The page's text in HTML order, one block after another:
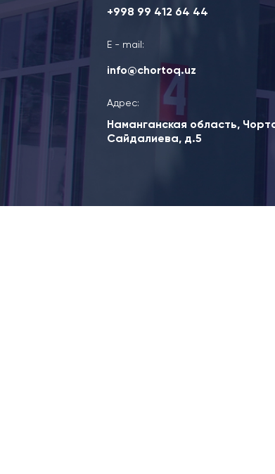
+998 99 412 64 44
Е - mail:
info@chortoq.uz
Адрес:
Наманганская область,
Сайдалиева, д.5